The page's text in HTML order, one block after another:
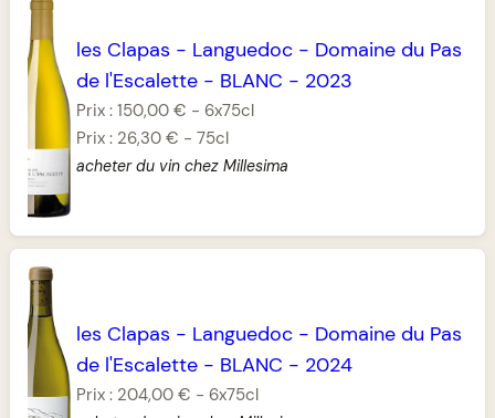
les Clapas - Languedoc- Domaine du Pas
de l'Escalette- BLANC - 2023
Prix : 150,00 € - 6x75cl
Prix : 26,30 € - 75cl
acheter du vin chez Millesima
les Clapas - Languedoc- Domaine du Pas
de l'Escalette- BLANC - 2024
Prix : 204,00 € - 6x75cl